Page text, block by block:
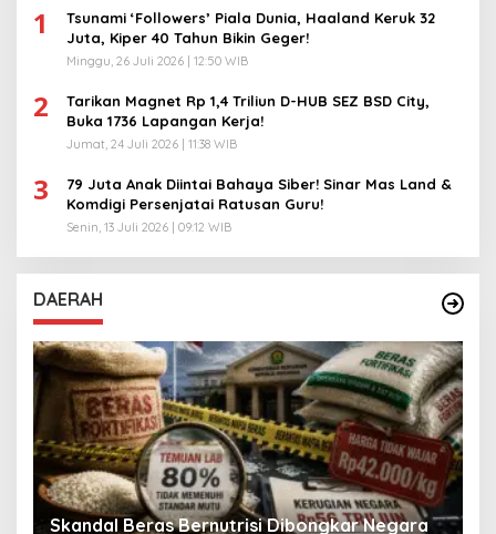
1
Tsunami ‘Followers’ Piala Dunia, Haaland Keruk 32
Juta, Kiper 40 Tahun Bikin Geger!
Minggu, 26 Juli 2026 | 12:50 WIB
2
Tarikan Magnet Rp 1,4 Triliun D-HUB SEZ BSD City,
Buka 1736 Lapangan Kerja!
Jumat, 24 Juli 2026 | 11:38 WIB
3
79 Juta Anak Diintai Bahaya Siber! Sinar Mas Land &
Komdigi Persenjatai Ratusan Guru!
Senin, 13 Juli 2026 | 09:12 WIB
DAERAH
Skandal Beras Bernutrisi Dibongkar Negara